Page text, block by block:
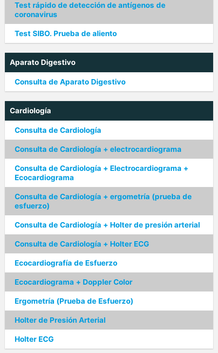
Test rápido de detección de antígenos de
coronavirus
Test SIBO. Prueba de aliento
Aparato Digestivo
Consulta de Aparato Digestivo
Cardiología
Consulta de Cardiología
Consulta de Cardiología + electrocardiograma
Consulta de Cardiología + Electrocardiograma +
Ecocardiograma
Consulta de Cardiología + ergometría (prueba de
esfuerzo)
Consulta de Cardiología + Holter de presión arterial
Consulta de Cardiología + Holter ECG
Ecocardiografía de Esfuerzo
Ecocardiograma + Doppler Color
Ergometría (Prueba de Esfuerzo)
Holter de Presión Arterial
Holter ECG